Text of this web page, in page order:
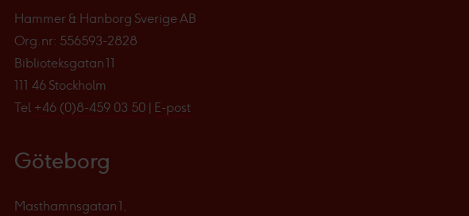
Hammer & Hanborg Sverige AB
Org.nr: 556593-2828
Biblioteksgatan 11
111 46 Stockholm
Tel +46 (0)8-459 03 50 | E-post
Göteborg
Masthamnsgatan 1,